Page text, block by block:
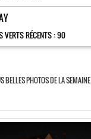
VERTS RÉCENTS :90
BELLES PHOTOS DE LA SEMAINE